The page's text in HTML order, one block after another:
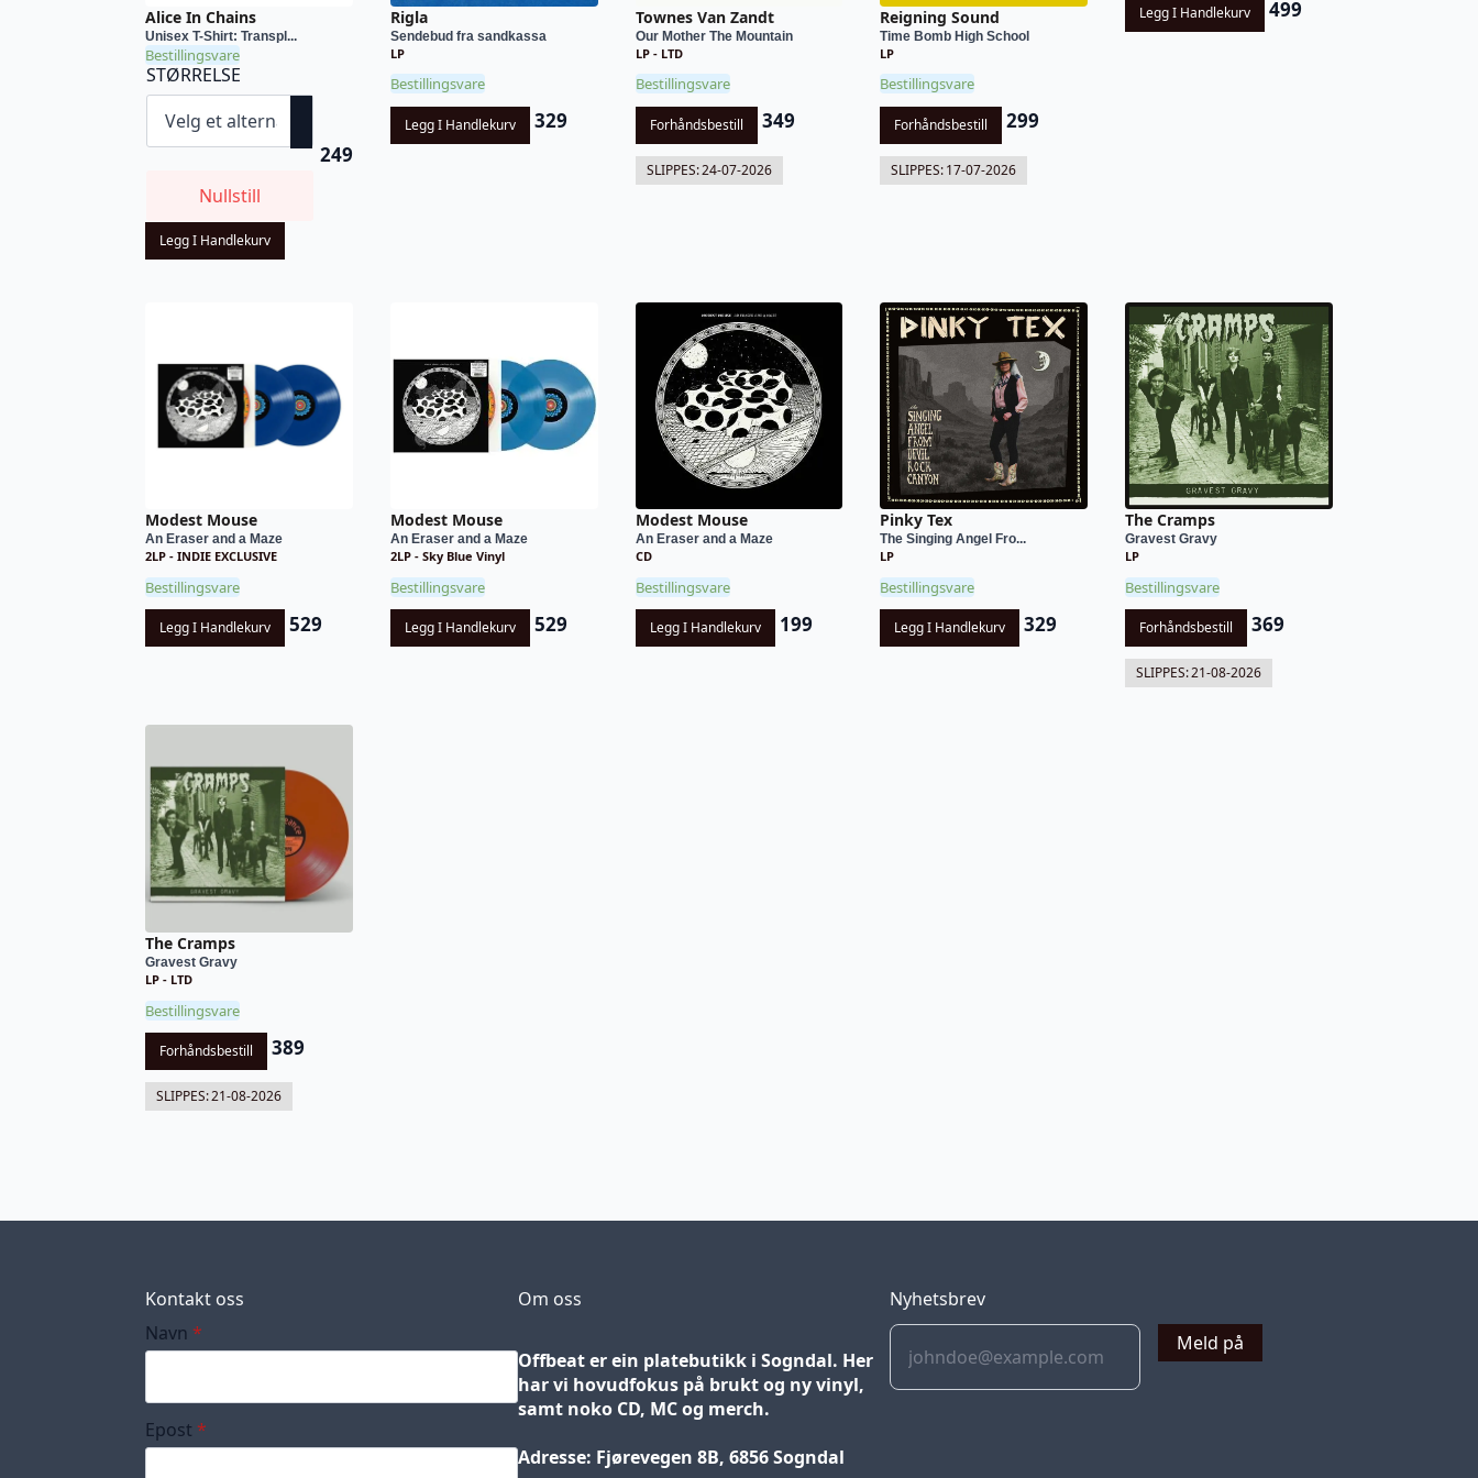
Alice In Chains
Unisex T-Shirt: Transpl...
Bestillingsvare
STØRRELSE
Nullstill
Legg I Handlekurv
249
Rigla
Sendebud fra sandkassa
LP
Bestillingsvare
Legg I Handlekurv 329
Townes Van Zandt
Our Mother The Mountain
LP - LTD
Bestillingsvare
Forhåndsbestill 349
SLIPPES:24-07-2026
Reigning Sound
Time Bomb High School
LP
Bestillingsvare
Forhåndsbestill 299
SLIPPES:17-07-2026
Legg I Handlekurv 499
Modest Mouse
An Eraser and a Maze
2LP - INDIE EXCLUSIVE
Bestillingsvare
Legg I Handlekurv 529
Modest Mouse
An Eraser and a Maze
2LP - Sky Blue Vinyl
Bestillingsvare
Legg I Handlekurv 529
Modest Mouse
An Eraser and a Maze
CD
Bestillingsvare
Legg I Handlekurv 199
Pinky Tex
The Singing Angel Fro...
LP
Bestillingsvare
Legg I Handlekurv 329
The Cramps
Gravest Gravy
LP
Bestillingsvare
Forhåndsbestill 369
SLIPPES:21-08-2026
The Cramps
Gravest Gravy
LP - LTD
Bestillingsvare
Forhåndsbestill 389
SLIPPES:21-08-2026
Kontakt oss
Navn *
Epost *
Om oss
Offbeat er ein platebutikk i Sogndal. Her
har vi hovudfokus på brukt og ny vinyl,
samt noko CD, MC og merch.
Adresse: Fjørevegen 8B, 6856 Sogndal
Nyhetsbrev
Meld på